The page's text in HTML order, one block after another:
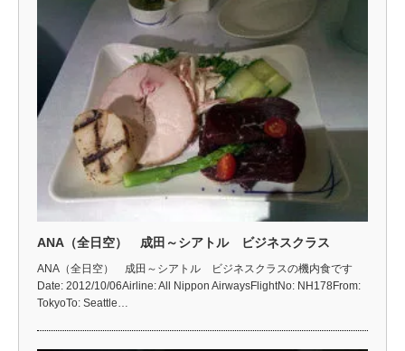
ANA（全日空） 成田～シアトル ビジネスクラス
ANA（全日空） 成田～シアトル ビジネスクラスの機内食です
Date: 2012/10/06Airline: All Nippon AirwaysFlightNo: NH178From:
TokyoTo: Seattle…